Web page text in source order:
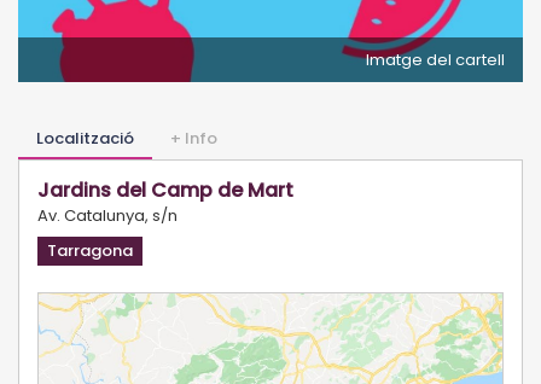
Imatge del cartell
Localització + Info
Jardins del Camp de Mart
Av. Catalunya, s/n
Tarragona